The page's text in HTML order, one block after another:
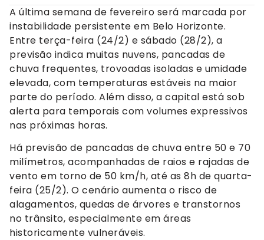
A última semana de fevereiro será marcada por
instabilidade persistente em Belo Horizonte.
Entre terça-feira (24/2) e sábado (28/2), a
previsão indica muitas nuvens, pancadas de
chuva frequentes, trovoadas isoladas e umidade
elevada, com temperaturas estáveis na maior
parte do período. Além disso, a capital está sob
alerta para temporais com volumes expressivos
nas próximas horas.
Há previsão de pancadas de chuva entre 50 e 70
milímetros, acompanhadas de raios e rajadas de
vento em torno de 50 km/h, até as 8h de quarta-
feira (25/2). O cenário aumenta o risco de
alagamentos, quedas de árvores e transtornos
no trânsito, especialmente em áreas
historicamente vulneráveis.